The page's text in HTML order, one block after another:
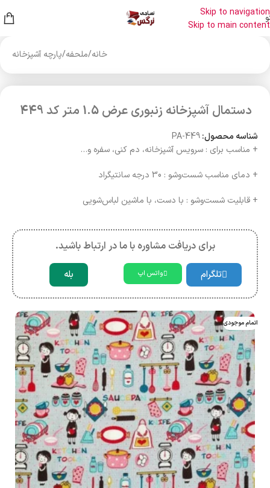
Skip to navigation
Skip to main content
خانه/ملحفه/پارچه آشپزخانه
دستمال آشپزخانه زنبوری عرض 1.5 متر کد 449
شناسه محصول:PA-449
+ مناسب برای : سرویس آشپزخانه، دم کنی، سفره و…
+ دمای مناسب شست‌وشو : 30 درجه سانتیگراد
+ قابلیت شست‌وشو : با دست، با ماشین لباس‌شویی
برای دریافت مشاوره با ما در ارتباط باشید.
تلگرام واتس اپ بله
اتمام موجودی